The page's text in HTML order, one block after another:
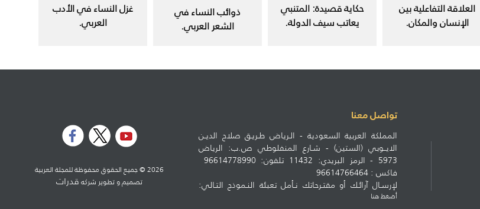
غزل النساء في الأدب
العربي.
ذوائب النساء في
الشعر العربي.
حكاية قصيدة: المتنبي
يعاتب سيف الدولة.
العلاقة التفاعلية بين
الإنسان والمكان.
تواصل معنا
المملكة العربية السعودية - الـرياض طـريـق صلاح الديـن
الايــوبي (الستين) - شـارع المنفلوطي ص.ب: الرياض
فاكس : 96614766464
لإرسـال آرائـك أو مقتـرحاتك نـأمل تعبئة النـموذج التـالي:
أضغط هنا
2026 © جميع الحقوق محفوظة للمجلة العربية
تصميم و تطوير شركه قدرات